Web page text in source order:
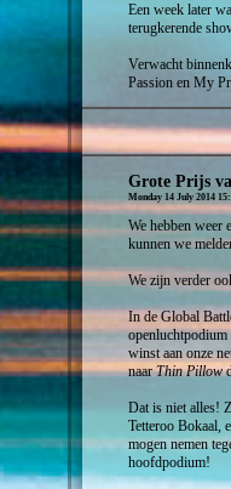
Een week later
terugkerende
Verwacht
Passion en My
Grote Prijs
Monday 14 July 2014
We hebben weer
kunnen we
We zijn verder
In de Global
openluchtpodium
winst aan onze
naarThin Pillow
Dat is niet alles!
Tetteroo Bokaal,
mogen nemen
hoofdpodium!